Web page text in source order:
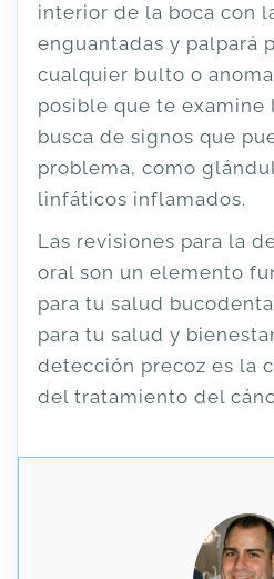
interior de la boca con
enguantadas y palpará
cualquier bulto o
posible que te examine
busca de signos que
problema, como
linfáticos inflamados.
Las revisiones para la
oral son un elemento
para tu salud
para tu salud y
detección precoz es la
del tratamiento del